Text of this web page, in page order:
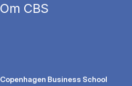
Om CBS
Copenhagen Business School